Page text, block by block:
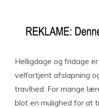
Helligdage og fridage
velfortjent afslapning
travlhed. For mange
blot en mulighed for at